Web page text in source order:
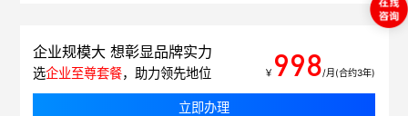
企业规模大 想彰显品牌实力
选企业至尊套餐，助力领先地位 ￥ 998/月(合约3年)
立即办理